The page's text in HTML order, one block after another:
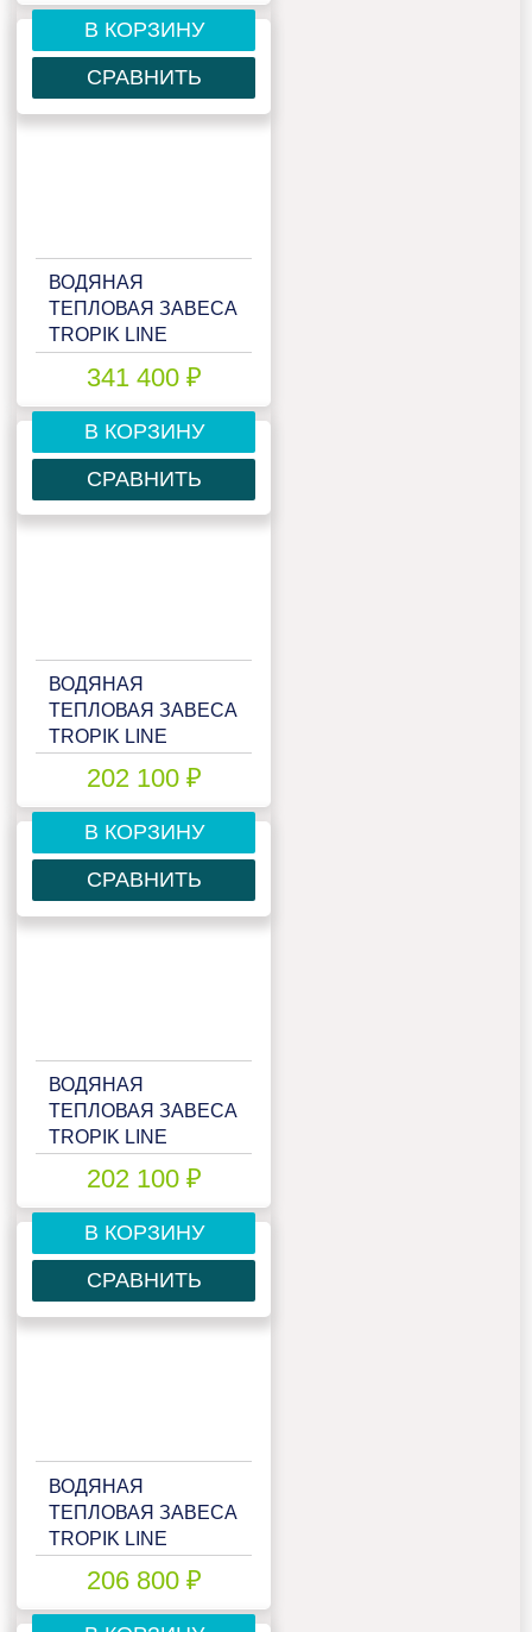
В КОРЗИНУ
СРАВНИТЬ
ВОДЯНАЯ
ТЕПЛОВАЯ ЗАВЕСА
TROPIK LINE
TECHNO
341 400 ₽
В КОРЗИНУ
СРАВНИТЬ
ВОДЯНАЯ
ТЕПЛОВАЯ ЗАВЕСА
TROPIK LINE
202 100 ₽
В КОРЗИНУ
СРАВНИТЬ
ВОДЯНАЯ
ТЕПЛОВАЯ ЗАВЕСА
TROPIK LINE
202 100 ₽
В КОРЗИНУ
СРАВНИТЬ
ВОДЯНАЯ
ТЕПЛОВАЯ ЗАВЕСА
TROPIK LINE
TECHNO
206 800 ₽